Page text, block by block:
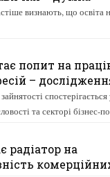
визнають, що освіта
попит на
–
спостерігається
та секторі бізнес-
радіатор на